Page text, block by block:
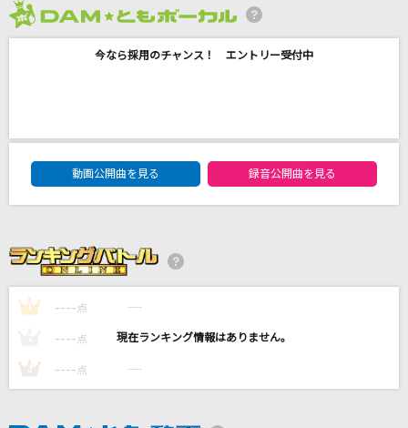
川崎鷹也
Driver's High(ビデオクリップバージョン)
ダーリン
今なら採用のチャンス！ エントリー受付中
DAM★ともボーカルエントリーランキング
動画公開曲を見る
録音公開曲を見る
1 ---- 点 ----
---- 点 ----
3 ---- 点 ----